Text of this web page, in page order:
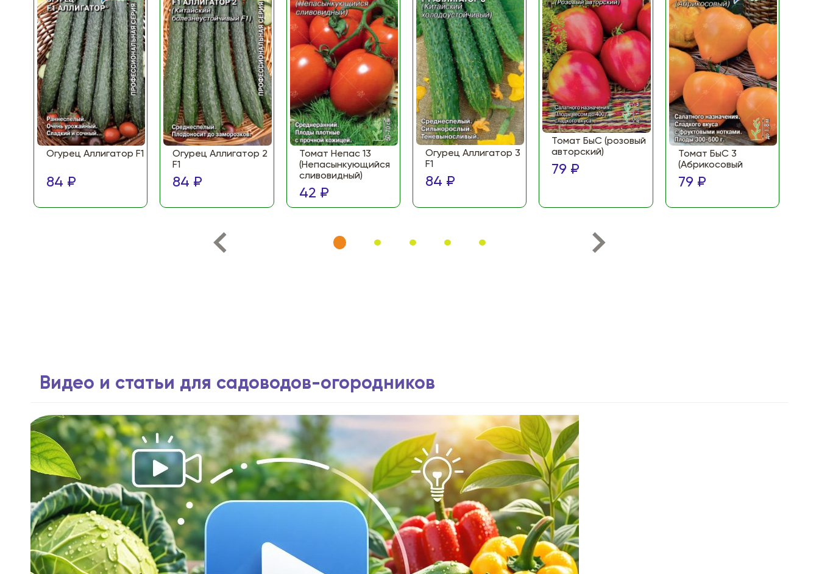
Огурец Аллигатор F1
84 ₽
Огурец Аллигатор 2
F1
84 ₽
Томат Непас 13
(Непасынкующийся
сливовидный)
42 ₽
Огурец Аллигатор 3
F1
84 ₽
Томат БыС (розовый
авторский)
79 ₽
Томат БыС 3
(Абрикосовый
79 ₽
Видео и статьи для садоводов-огородников